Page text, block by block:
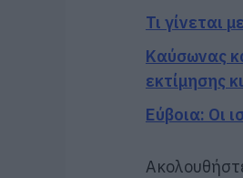
Τι γίνεται
Καύσωνας
εκτίμησης
Εύβοια: Οι